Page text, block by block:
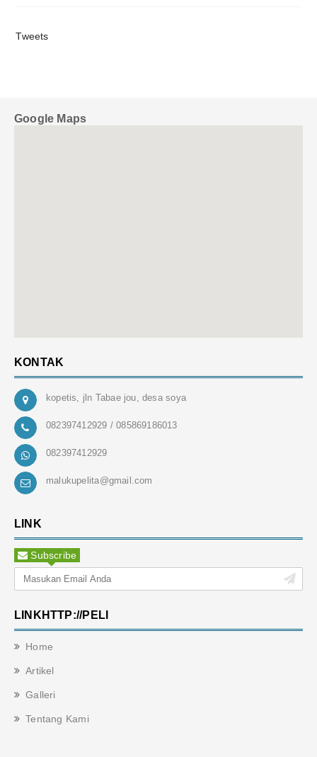
Tweets
Google Maps
KONTAK
kopetis, jln Tabae jou, desa soya
082397412929 / 085869186013
082397412929
malukupelita@gmail.com
LINK
Subscribe
LINKHTTP://PELI
Home
Artikel
Galleri
Tentang Kami